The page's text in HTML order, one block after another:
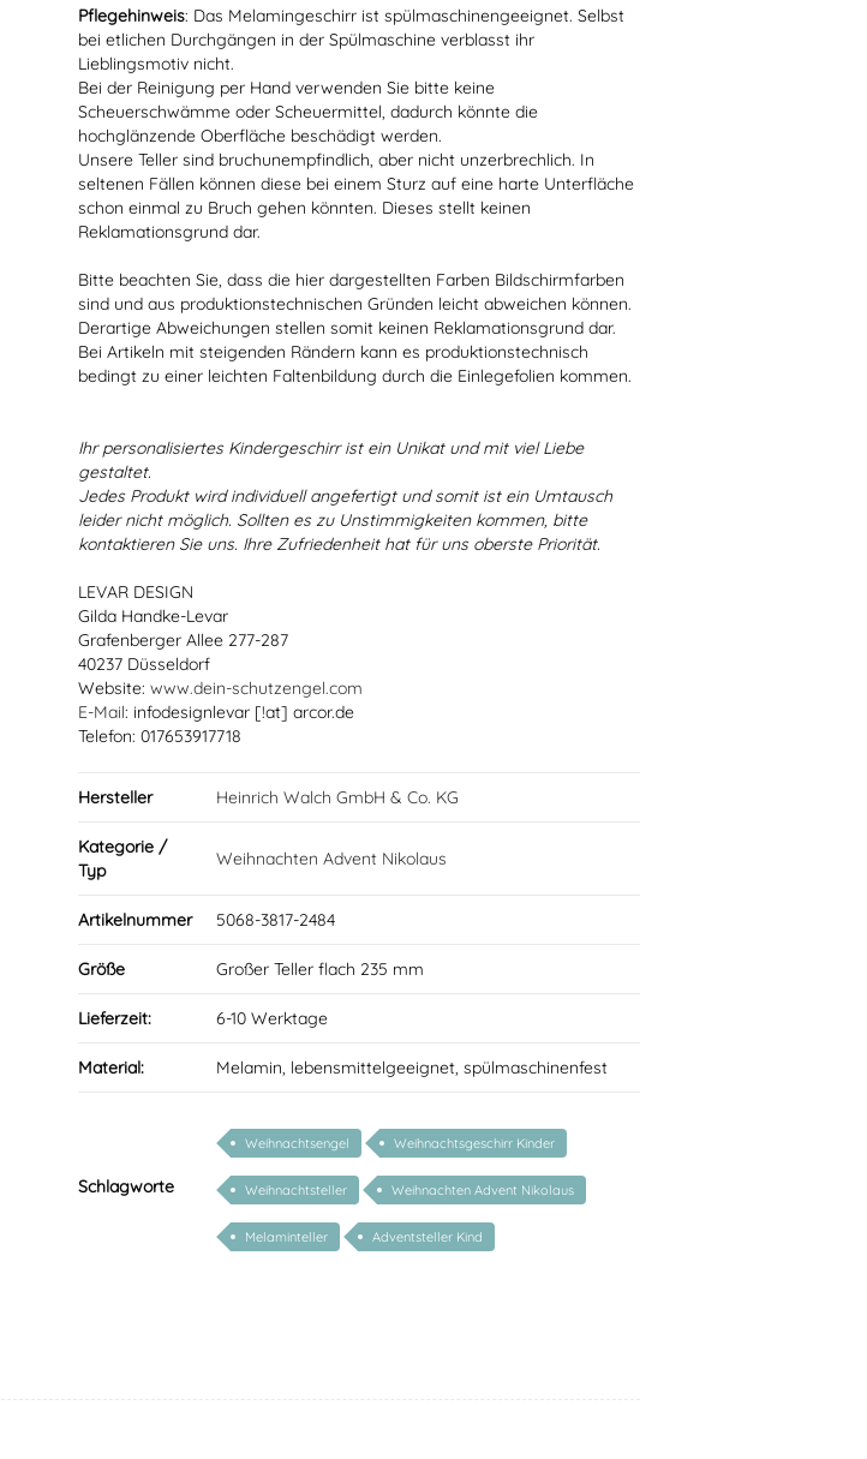
Pflegehinweis: Das Melamingeschirr ist spülmaschinengeeignet. Selbst
bei etlichen Durchgängen in der Spülmaschine verblasst ihr
Lieblingsmotiv nicht.
Bei der Reinigung per Hand verwenden Sie bitte keine
Scheuerschwämme oder Scheuermittel, dadurch könnte die
hochglänzende Oberfläche beschädigt werden.
Unsere Teller sind bruchunempfindlich, aber nicht unzerbrechlich. In
seltenen Fällen können diese bei einem Sturz auf eine harte Unterfläche
schon einmal zu Bruch gehen könnten. Dieses stellt keinen
Reklamationsgrund dar.
Bitte beachten Sie, dass die hier dargestellten Farben Bildschirmfarben
sind und aus produktionstechnischen Gründen leicht abweichen können.
Derartige Abweichungen stellen somit keinen Reklamationsgrund dar.
Bei Artikeln mit steigenden Rändern kann es produktionstechnisch
bedingt zu einer leichten Faltenbildung durch die Einlegefolien kommen.
Ihr personalisiertes Kindergeschirr ist ein Unikat und mit viel Liebe
gestaltet.
Jedes Produkt wird individuell angefertigt und somit ist ein Umtausch
leider nicht möglich. Sollten es zu Unstimmigkeiten kommen, bitte
kontaktieren Sie uns. Ihre Zufriedenheit hat für uns oberste Priorität.
LEVAR DESIGN
Gilda Handke-Levar
Grafenberger Allee 277-287
40237 Düsseldorf
Website: www.dein-schutzengel.com
E-Mail: infodesignlevar [!at] arcor.de
Telefon: 017653917718
Hersteller Heinrich Walch GmbH & Co. KG
Kategorie /
Typ
Weihnachten Advent Nikolaus
Artikelnummer 5068-3817-2484
Größe Großer Teller flach 235 mm
Lieferzeit: 6-10 Werktage
Material: Melamin, lebensmittelgeeignet, spülmaschinenfest
Schlagworte
Weihnachtsengel Weihnachtsgeschirr Kinder
Weihnachtsteller Weihnachten Advent Nikolaus
Melaminteller Adventsteller Kind